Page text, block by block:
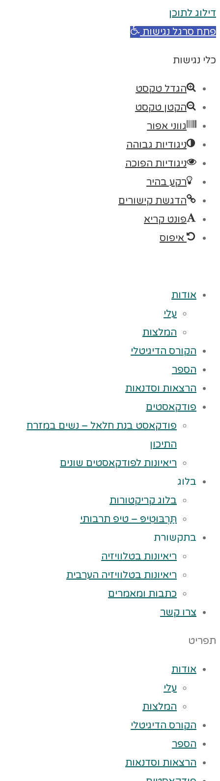
דילוג לתוכן
פתח סרגל נגישות
כלי נגישות
הגדל טקסט
הקטן טקסט
גווני אפור
ניגודיות גבוהה
ניגודיות הפוכה
רקע בהיר
הדגשת קישורים
פונט קריא
איפוס
אודות
עלי
המלצות
הקורס הדיגיטלי
הספר
הרצאות וסדנאות
פודקאסטים
פודקאסט בנת חלאל – נשים במזרח
התיכון
ריאיונות לפודקאסטים שונים
בלוג
בלוג קריקטורות
תַּרְבּוּטִיפּ – טיפ תרבותי
בתקשורת
ריאיונות בטלוויזיה
ריאיונות בטלוויזיה הערבית
כתבות ומאמרים
צרו קשר
תפריט
אודות
עלי
המלצות
הקורס הדיגיטלי
הספר
הרצאות וסדנאות